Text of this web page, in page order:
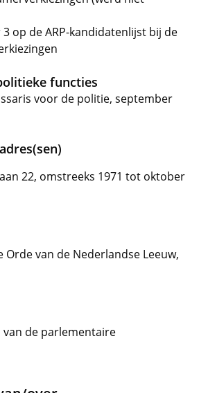
op de ARP-kandidatenlijst bij de
functies
voor de politie, september
22, omstreeks 1971 tot oktober
van de Nederlandse Leeuw,
de parlementaire